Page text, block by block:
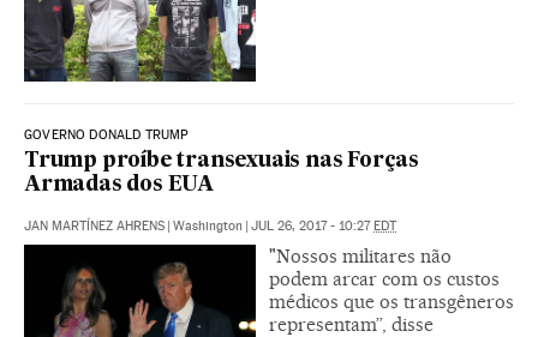
GOVERNO DONALD TRUMP
Trump proíbe transexuais nas Forças
Armadas dos EUA
JAN MARTÍNEZ AHRENS | Washington | JUL 26, 2017 - 10:27EDT
"Nossos militares não
podem arcar com os custos
médicos que os transgêneros
representam”, disse